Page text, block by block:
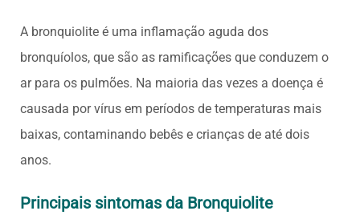
A bronquiolite é uma inflamação aguda dos
bronquíolos, que são as ramificações que conduzem o
ar para os pulmões. Na maioria das vezes a doença é
causada por vírus em períodos de temperaturas mais
baixas, contaminando bebês e crianças de até dois
anos.
Principais sintomas da Bronquiolite